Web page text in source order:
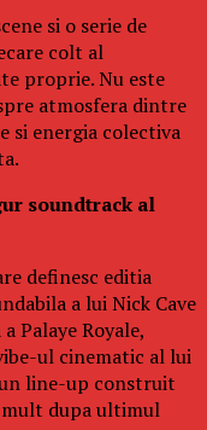
si o serie de
colt al
proprie. Nu este
atmosfera dintre
si energia colectiva
soundtrack al
definesc editia
a lui Nick Cave
Palaye Royale,
ul cinematic al lui
line-up construit
dupa ultimul